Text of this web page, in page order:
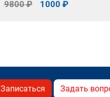
9800 ₽ 1000 ₽
Записаться Задать